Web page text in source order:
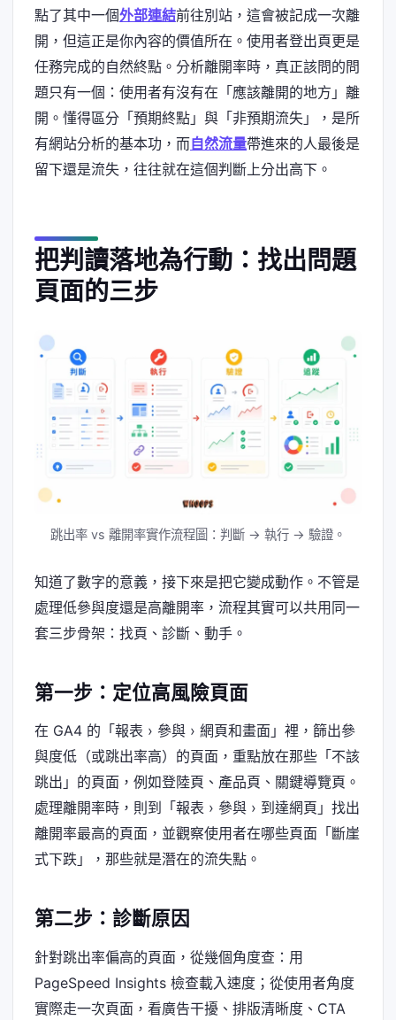
點了其中一個外部連結前往別站，這會被記成一次離
開，但這正是你內容的價值所在。使用者登出頁更是
任務完成的自然終點。分析離開率時，真正該問的問
題只有一個：使用者有沒有在「應該離開的地方」離
開。懂得區分「預期終點」與「非預期流失」，是所
有網站分析的基本功，而自然流量帶進來的人最後是
留下還是流失，往往就在這個判斷上分出高下。
把判讀落地為行動：找出問題
頁面的三步
跳出率 vs 離開率實作流程圖：判斷 → 執行 → 驗證。
知道了數字的意義，接下來是把它變成動作。不管是
處理低參與度還是高離開率，流程其實可以共用同一
套三步骨架：找頁、診斷、動手。
第一步：定位高風險頁面
在 GA4 的「報表 › 參與 › 網頁和畫面」裡，篩出參
與度低（或跳出率高）的頁面，重點放在那些「不該
跳出」的頁面，例如登陸頁、產品頁、關鍵導覽頁。
處理離開率時，則到「報表 › 參與 › 到達網頁」找出
離開率最高的頁面，並觀察使用者在哪些頁面「斷崖
式下跌」，那些就是潛在的流失點。
第二步：診斷原因
針對跳出率偏高的頁面，從幾個角度查：用
PageSpeed Insights 檢查載入速度；從使用者角度
實際走一次頁面，看廣告干擾、排版清晰度、CTA